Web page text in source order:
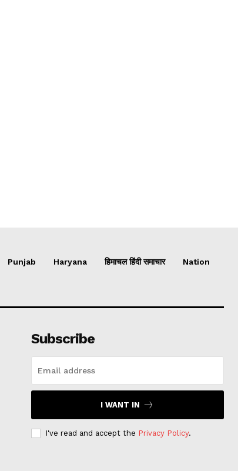
Punjab Haryana हिमाचल हिंदी समाचार Nation
Subscribe
I WANT IN
I've read and accept the Privacy Policy.